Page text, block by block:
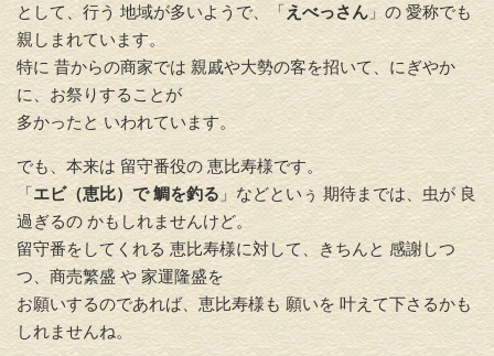
として、行う 地域が多いようで、「えべっさん」 の 愛称でも
親しまれています。
特に 昔からの商家では 親戚や大勢の客を招いて、 にぎやか
に、お祭りすることが
多かったと いわれています。
でも、本来は 留守番役の 恵比寿様です。
「エビ（恵比）で 鯛を釣る」などといぅ 期待までは、虫が 良
過ぎるの かもしれませんけど。
留守番をしてくれる 恵比寿様に対して、きちんと 感謝しつ
つ、 商売繁盛 や 家運隆盛を
お願いするのであれば、恵比寿様も 願いを 叶えて下さるかも
しれませんね。